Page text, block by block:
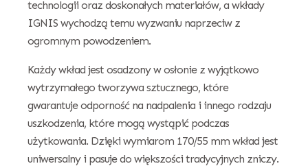
technologii oraz doskonałych materiałów, a wkłady
IGNIS wychodzą temu wyzwaniu naprzeciw z
ogromnym powodzeniem.
Każdy wkład jest osadzony w osłonie z wyjątkowo
wytrzymałego tworzywa sztucznego, które
gwarantuje odporność na nadpalenia i innego rodzaju
uszkodzenia, które mogą wystąpić podczas
użytkowania. Dzięki wymiarom 170/55 mm wkład jest
uniwersalny i pasuje do większości tradycyjnych zniczy.